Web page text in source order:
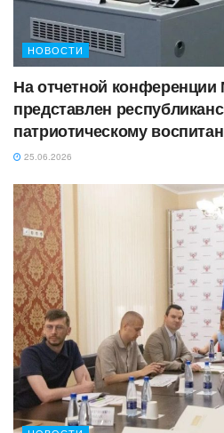
НОВОСТИ
На отчетной
представлен
патриотическому
25.06.2026